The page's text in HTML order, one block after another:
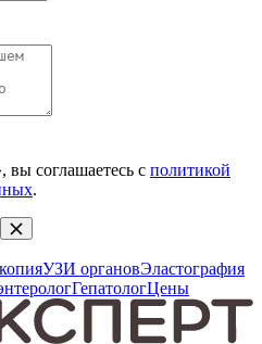
соглашаетесь с политикой
.
УЗИ органовЭластография
ГепатологЦены